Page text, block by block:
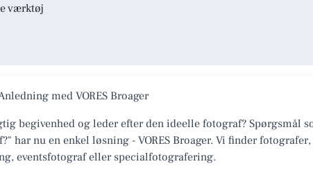
værktøj
med VORES Broager
begivenhed og leder efter den ideelle fotograf? Spørgsmål
har nu en enkel løsning - VORES Broager. Vi finder
eventsfotograf eller specialfotografering.